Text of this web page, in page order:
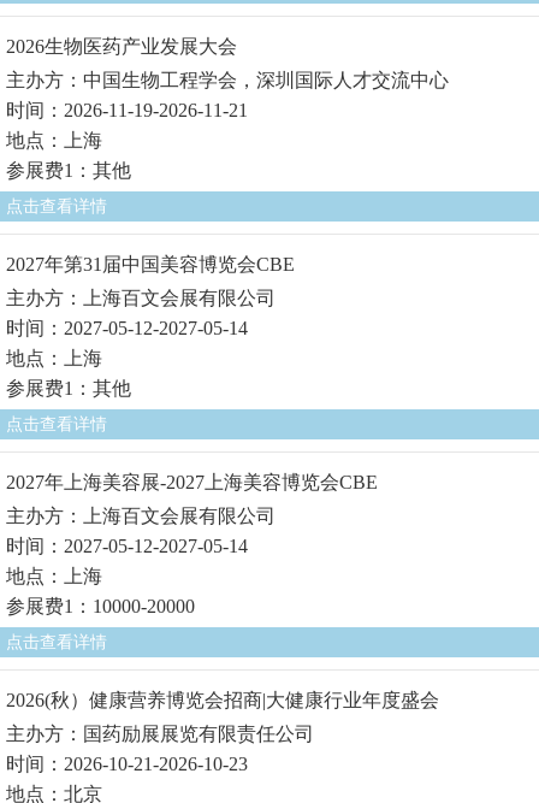
2026生物医药产业发展大会
主办方：中国生物工程学会，深圳国际人才交流中心
时间：2026-11-19-2026-11-21
地点：上海
参展费1：其他
点击查看详情
2027年第31届中国美容博览会CBE
主办方：上海百文会展有限公司
时间：2027-05-12-2027-05-14
地点：上海
参展费1：其他
点击查看详情
2027年上海美容展-2027上海美容博览会CBE
主办方：上海百文会展有限公司
时间：2027-05-12-2027-05-14
地点：上海
参展费1：10000-20000
点击查看详情
2026(秋）健康营养博览会招商|大健康行业年度盛会
主办方：国药励展展览有限责任公司
时间：2026-10-21-2026-10-23
地点：北京